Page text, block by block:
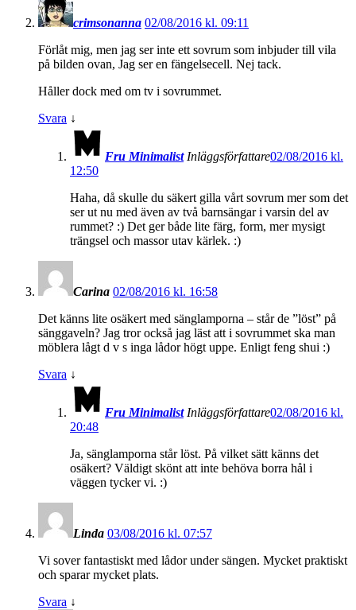
crimsonanna 02/08/2016 kl. 09:11
Förlåt mig, men jag ser inte ett sovrum som inbjuder till vila
på bilden ovan, Jag ser en fängelsecell. Nej tack.
Håller dock med om tv i sovrummet.
Svara ↓
Fru Minimalist Inläggsförfattare02/08/2016 kl.
12:50
Haha, då skulle du säkert gilla vårt sovrum mer som det
ser ut nu med även av två barnsängar i varsin del av
rummet? :) Det ger både lite färg, form, mer mysigt
trängsel och massor utav kärlek. :)
Carina 02/08/2016 kl. 16:58
Det känns lite osäkert med sänglamporna – står de ”löst” på
sänggaveln? Jag tror också jag läst att i sovrummet ska man
möblera lågt d v s inga lådor högt uppe. Enligt feng shui :)
Svara ↓
Fru Minimalist Inläggsförfattare02/08/2016 kl.
20:48
Ja, sänglamporna står löst. På vilket sätt känns det
osäkert? Väldigt skönt att inte behöva borra hål i
väggen tycker vi. :)
Linda 03/08/2016 kl. 07:57
Vi sover fantastiskt med lådor under sängen. Mycket praktiskt
och sparar mycket plats.
Svara ↓